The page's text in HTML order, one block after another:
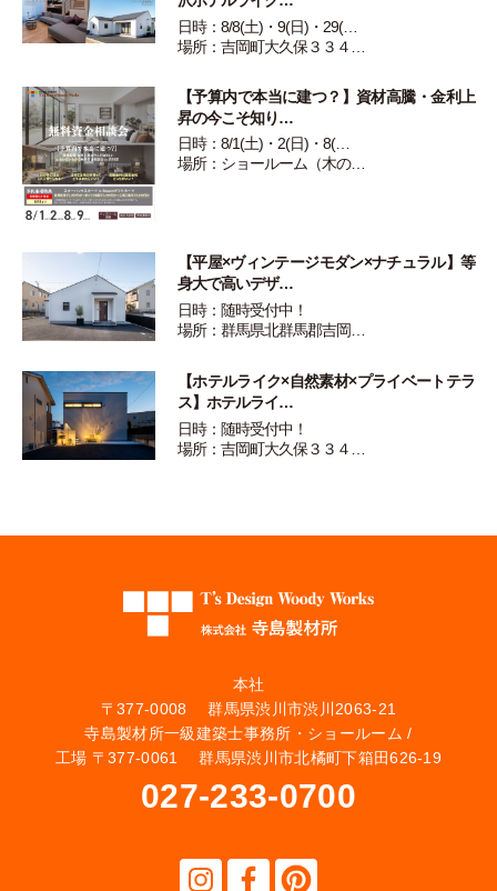
日時：8/8(土)・9(日)・29(…
場所：吉岡町大久保３３４…
【予算内で本当に建つ？】資材高騰・金利上
昇の今こそ知り…
日時：8/1(土)・2(日)・8(…
場所：ショールーム（木の…
【平屋×ヴィンテージモダン×ナチュラル】等
身大で高いデザ…
日時：随時受付中！
場所：群馬県北群馬郡吉岡…
【ホテルライク×自然素材×プライベートテラ
ス】ホテルライ…
日時：随時受付中！
場所：吉岡町大久保３３４…
本社
〒377-0008 群馬県渋川市渋川2063-21
寺島製材所一級建築士事務所・ショールーム /
工場 〒377-0061 群馬県渋川市北橘町下箱田626-19
027-233-0700